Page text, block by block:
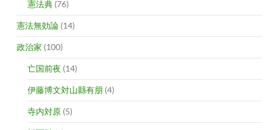
憲法典 (76)
憲法無効論 (14)
政治家 (100)
亡国前夜 (14)
伊藤博文対山縣有朋 (4)
寺内対原 (5)